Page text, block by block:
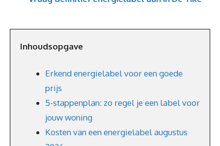
Inhoudsopgave
Erkend energielabel voor een goede
prijs
5-stappenplan: zo regel je een label voor
jouw woning
Kosten van een energielabel augustus